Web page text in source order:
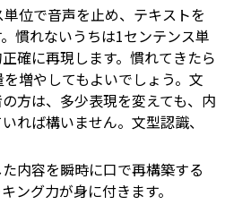
単位で音声を止め、テキストを
慣れないうちは1センテンス単
確に再現します。慣れてきたら
増やしてもよいでしょう。文
方は、多少表現を変えても、内
れば構いません。文型認識、
内容を瞬時に口で再構築する
ング力が身に付きます。